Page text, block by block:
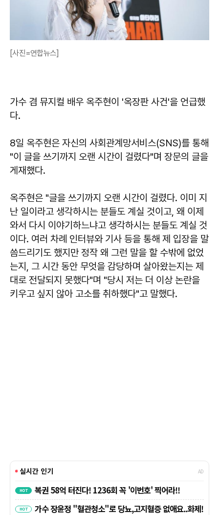
[사진=연합뉴스]
가수 겸 뮤지컬 배우 옥주현이 '옥장판 사건'을 언급했
다.
8일 옥주현은 자신의 사회관계망서비스(SNS)를 통해
"이 글을 쓰기까지 오랜 시간이 걸렸다"며 장문의 글을
게재했다.
옥주현은 "글을 쓰기까지 오랜 시간이 걸렸다. 이미 지
난 일이라고 생각하시는 분들도 계실 것이고, 왜 이제
와서 다시 이야기하느냐고 생각하시는 분들도 계실 것
이다. 여러 차례 인터뷰와 기사 등을 통해 제 입장을 말
씀드리기도 했지만 정작 왜 그런 말을 할 수밖에 없었
는지, 그 시간 동안 무엇을 감당하며 살아왔는지는 제
대로 전달되지 못했다"며 "당시 저는 더 이상 논란을
키우고 싶지 않아 고소를 취하했다"고 말했다.